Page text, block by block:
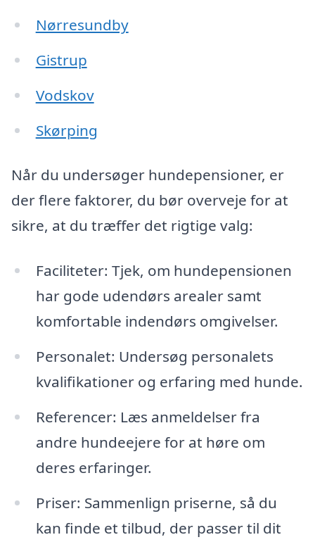
Nørresundby
Gistrup
Vodskov
Skørping
Når du undersøger hundepensioner, er
der flere faktorer, du bør overveje for at
sikre, at du træffer det rigtige valg:
Faciliteter: Tjek, om hundepensionen
har gode udendørs arealer samt
komfortable indendørs omgivelser.
Personalet: Undersøg personalets
kvalifikationer og erfaring med hunde.
Referencer: Læs anmeldelser fra
andre hundeejere for at høre om
deres erfaringer.
Priser: Sammenlign priserne, så du
kan finde et tilbud, der passer til dit